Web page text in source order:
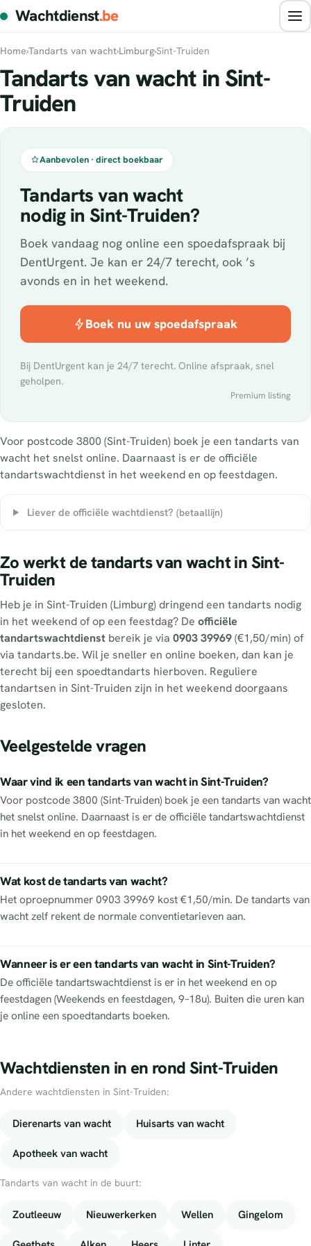
Wachtdienst.be
Home›Tandarts van wacht›Limburg›Sint-Truiden
Tandarts van wacht in Sint-
Truiden
Aanbevolen · direct boekbaar
Tandarts van wacht
nodig in Sint-Truiden?
Boek vandaag nog online een spoedafspraak bij
DentUrgent. Je kan er 24/7 terecht, ook ’s
avonds en in het weekend.
Boek nu uw spoedafspraak
Bij DentUrgent kan je 24/7 terecht. Online afspraak, snel
geholpen.
Premium listing
Voor postcode 3800 (Sint-Truiden) boek je een tandarts van
wacht het snelst online. Daarnaast is er de officiële
tandartswachtdienst in het weekend en op feestdagen.
Liever de officiële wachtdienst? (betaallijn)
Zo werkt de tandarts van wacht in Sint-
Truiden
Heb je in Sint-Truiden (Limburg) dringend een tandarts nodig
in het weekend of op een feestdag? De officiële
tandartswachtdienst bereik je via 0903 39969(€1,50/min) of
via tandarts.be. Wil je sneller en online boeken, dan kan je
terecht bij een spoedtandarts hierboven. Reguliere
tandartsen in Sint-Truiden zijn in het weekend doorgaans
gesloten.
Veelgestelde vragen
Waar vind ik een tandarts van wacht in Sint-Truiden?
Voor postcode 3800 (Sint-Truiden) boek je een tandarts van wacht
het snelst online. Daarnaast is er de officiële tandartswachtdienst
in het weekend en op feestdagen.
Wat kost de tandarts van wacht?
Het oproepnummer 0903 39969 kost €1,50/min. De tandarts van
wacht zelf rekent de normale conventietarieven aan.
Wanneer is er een tandarts van wacht in Sint-Truiden?
De officiële tandartswachtdienst is er in het weekend en op
feestdagen (Weekends en feestdagen, 9–18u). Buiten die uren kan
je online een spoedtandarts boeken.
Wachtdiensten in en rond Sint-Truiden
Andere wachtdiensten in Sint-Truiden:
Dierenarts van wacht Huisarts van wacht
Apotheek van wacht
Tandarts van wacht in de buurt:
Zoutleeuw Nieuwerkerken Wellen Gingelom